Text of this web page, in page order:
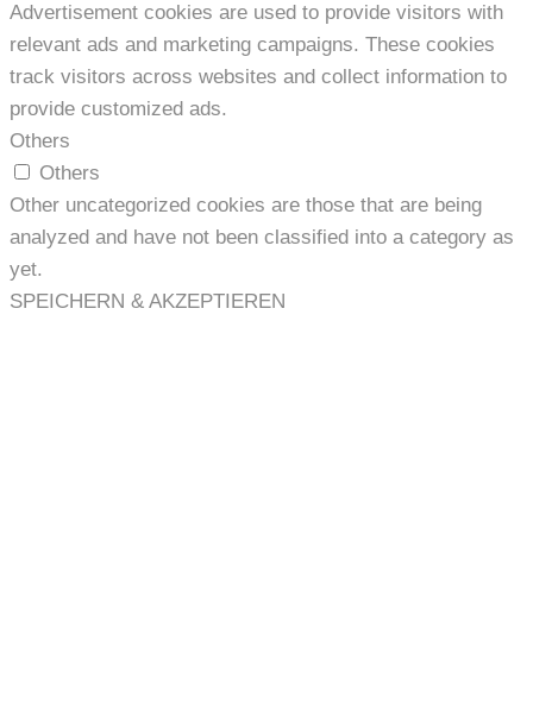
Advertisement cookies are used to provide visitors with
relevant ads and marketing campaigns. These cookies
track visitors across websites and collect information to
provide customized ads.
Others
Others
Other uncategorized cookies are those that are being
analyzed and have not been classified into a category as
yet.
SPEICHERN & AKZEPTIEREN